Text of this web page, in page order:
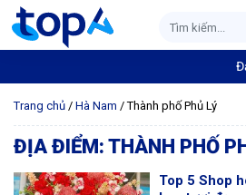
Trang chủ / Hà Nam /Thành phố Phủ Lý
ĐỊA ĐIỂM: THÀNH PHỐ
Top 5 Shop